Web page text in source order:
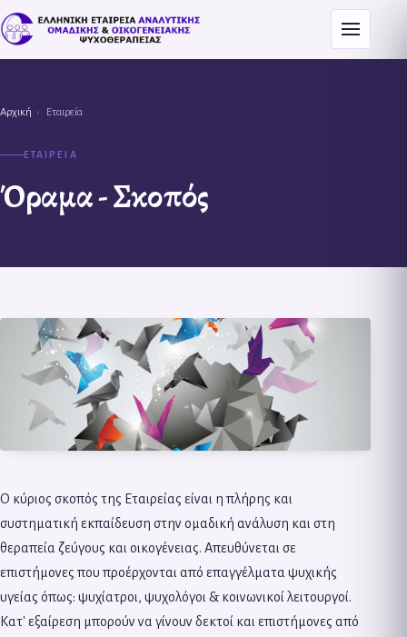
Menu
Αρχική › Εταιρεία
ΕΤΑΙΡΕΙΑ
Όραμα - Σκοπός
Ο κύριος σκοπός της Εταιρείας είναι η πλήρης και
συστηματική εκπαίδευση στην ομαδική ανάλυση και στη
θεραπεία ζεύγους και οικογένειας. Απευθύνεται σε
επιστήμονες που προέρχονται από επαγγέλματα ψυχικής
υγείας όπως: ψυχίατροι, ψυχολόγοι & κοινωνικοί λειτουργοί.
Κατ' εξαίρεση μπορούν να γίνουν δεκτοί και επιστήμονες από